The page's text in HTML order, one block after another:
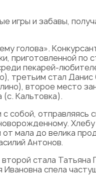
игры и забавы,
голова».
приготовленной
пекарей-
третьим стал
второе место
Кальтовка).
отправляясь
мала до велика
Антонов.
стала
спела